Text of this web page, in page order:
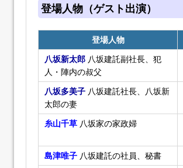
登場人物（ゲスト出演）
登場人物
八坂新太郎 八坂建託副社長、犯
人・陣内の叔父
八坂多美子 八坂建託社長、八坂新
太郎の妻
糸山千草 八坂家の家政婦
島津唯子 八坂建託の社員、秘書